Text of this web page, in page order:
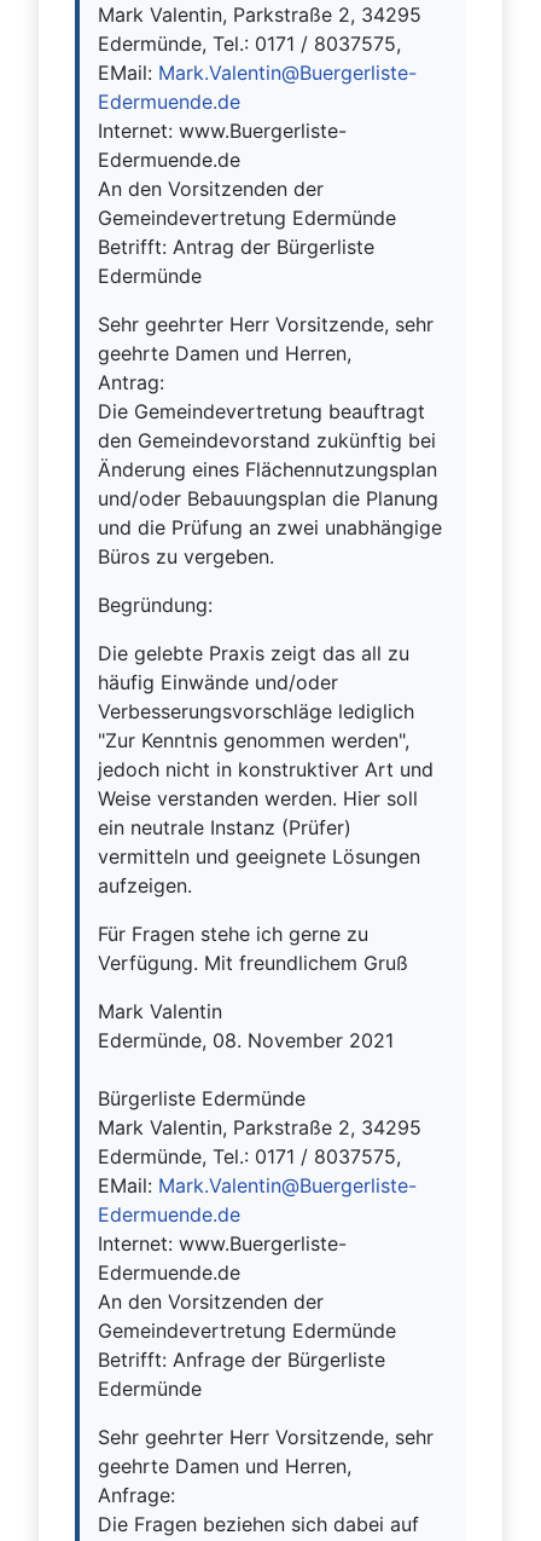
Mark Valentin, Parkstraße 2, 34295
Edermünde, Tel.: 0171 / 8037575,
EMail: Mark.Valentin@Buergerliste-
Edermuende.de
Internet: www.Buergerliste-
Edermuende.de
An den Vorsitzenden der
Gemeindevertretung Edermünde
Betrifft: Antrag der Bürgerliste
Edermünde
Sehr geehrter Herr Vorsitzende, sehr
geehrte Damen und Herren,
Antrag:
Die Gemeindevertretung beauftragt
den Gemeindevorstand zukünftig bei
Änderung eines Flächennutzungsplan
und/oder Bebauungsplan die Planung
und die Prüfung an zwei unabhängige
Büros zu vergeben.
Begründung:
Die gelebte Praxis zeigt das all zu
häufig Einwände und/oder
Verbesserungsvorschläge lediglich
"Zur Kenntnis genommen werden",
jedoch nicht in konstruktiver Art und
Weise verstanden werden. Hier soll
ein neutrale Instanz (Prüfer)
vermitteln und geeignete Lösungen
aufzeigen.
Für Fragen stehe ich gerne zu
Verfügung. Mit freundlichem Gruß
Mark Valentin
Edermünde, 08. November 2021
Bürgerliste Edermünde
Mark Valentin, Parkstraße 2, 34295
Edermünde, Tel.: 0171 / 8037575,
EMail: Mark.Valentin@Buergerliste-
Edermuende.de
Internet: www.Buergerliste-
Edermuende.de
An den Vorsitzenden der
Gemeindevertretung Edermünde
Betrifft: Anfrage der Bürgerliste
Edermünde
Sehr geehrter Herr Vorsitzende, sehr
geehrte Damen und Herren,
Anfrage:
Die Fragen beziehen sich dabei auf